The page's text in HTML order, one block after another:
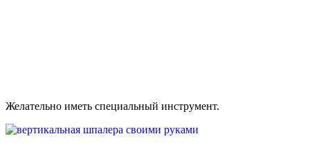
Желательно иметь специальный инструмент.